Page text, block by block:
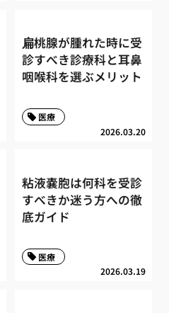
扁桃腺が腫れた時に受
診すべき診療科と耳鼻
咽喉科を選ぶメリット
2026.03.20
医療
粘液嚢胞は何科を受診
すべきか迷う方への徹
底ガイド
2026.03.19
医療